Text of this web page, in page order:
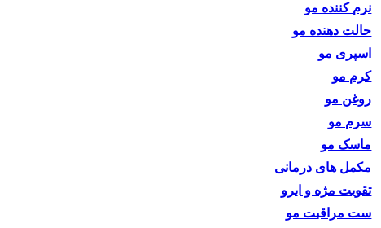
نرم کننده مو
حالت دهنده مو
اسپری مو
کرم مو
روغن مو
سرم مو
ماسک مو
مکمل های درمانی
تقویت مژه و ابرو
ست مراقبت مو